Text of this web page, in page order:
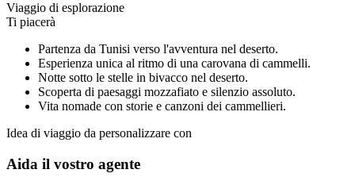
Viaggio di esplorazione
Ti piacerà
Partenza da Tunisi verso l'avventura nel deserto.
Esperienza unica al ritmo di una carovana di cammelli.
Notte sotto le stelle in bivacco nel deserto.
Scoperta di paesaggi mozzafiato e silenzio assoluto.
Vita nomade con storie e canzoni dei cammellieri.
Idea di viaggio da personalizzare con
Aida il vostro agente